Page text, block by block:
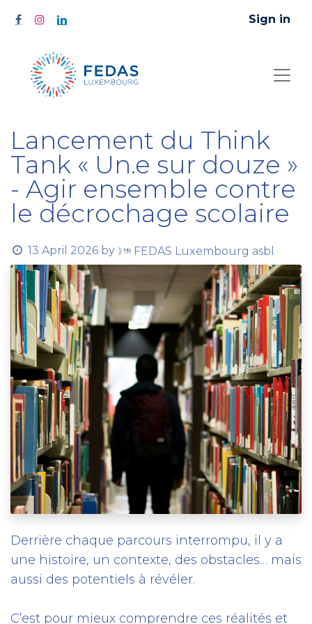
Sign in
Lancement du Think
Tank « Un.e sur douze »
- Agir ensemble contre
le décrochage scolaire
13 April 2026 by FEDAS Luxembourg asbl
Derrière chaque parcours interrompu, il y a
une histoire, un contexte, des obstacles… mais
aussi des potentiels à révéler.
C’est pour mieux comprendre ces réalités et